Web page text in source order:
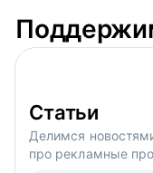
Статьи
Делимся
про рекламные